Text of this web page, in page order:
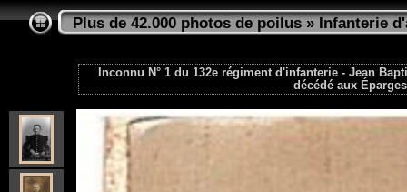
Plus de 42.000 photos de poilus»Infanterie
Inconnu N° 1 du 132e régiment d'infanterie - Jean
décédé aux